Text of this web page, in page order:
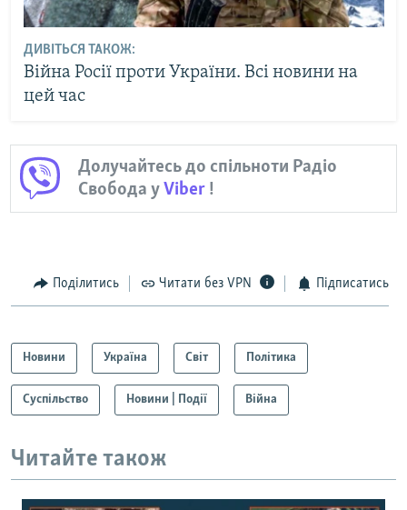
ДИВІТЬСЯ ТАКОЖ:
Війна Росії проти України. Всі новини на
цей час
Долучайтесь до спільноти Радіо
Свобода уViber !
Поділитись Читати без VPN Підписатись
Новини Україна Світ Політика
Суспільство Новини | Події Війна
Читайте також